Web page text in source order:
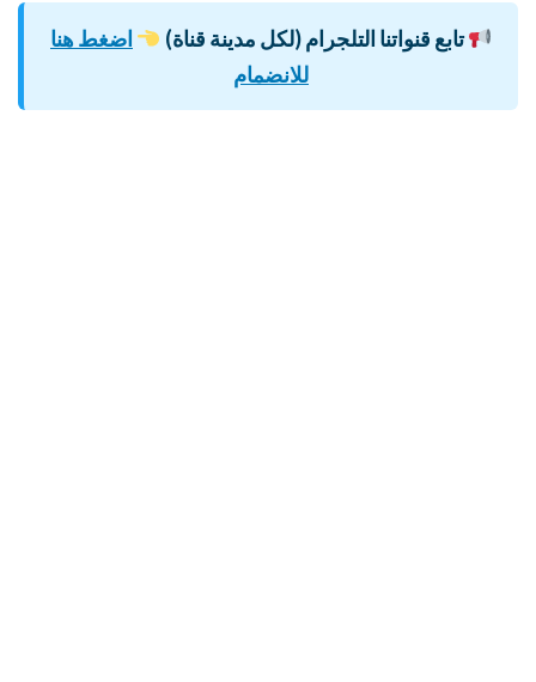
تابع قنواتنا التلجرام (لكل مدينة قناة)
اضغط هنا
للانضمام